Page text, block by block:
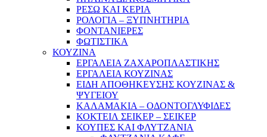
ΡΕΣΩ ΚΑΙ ΚΕΡΙΑ
ΡΟΛΟΓΙΑ – ΞΥΠΝΗΤΗΡΙΑ
ΦΟΝΤΑΝΙΕΡΕΣ
ΦΩΤΙΣΤΙΚΑ
ΚΟΥΖΙΝΑ
ΕΡΓΑΛΕΙΑ ΖΑΧΑΡΟΠΛΑΣΤΙΚΗΣ
ΕΡΓΑΛΕΙΑ ΚΟΥΖΙΝΑΣ
ΕΙΔΗ ΑΠΟΘΗΚΕΥΣΗΣ ΚΟΥΖΙΝΑΣ &
ΨΥΓΕΙΟΥ
ΚΑΛΑΜΑΚΙΑ – ΟΔΟΝΤΟΓΛΥΦΙΔΕΣ
ΚΟΚΤΕΙΛ ΣΕΙΚΕΡ – ΣΕΙΚΕΡ
ΚΟΥΠΕΣ ΚΑΙ ΦΛΥΤΖΑΝΙΑ